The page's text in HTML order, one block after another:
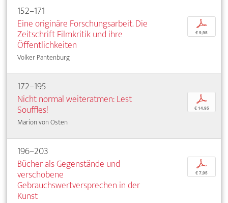
152–171
Eine originäre Forschungsarbeit. Die
Zeitschrift Filmkritik und ihre
Öffentlichkeiten
Volker Pantenburg
p
€ 9,95
172–195
Nicht normal weiteratmen: Lest
Souffles!
Marion von Osten
p
€ 14,95
196–203
Bücher als Gegenstände und
verschobene
Gebrauchswertversprechen in der
Kunst
p
€ 7,95